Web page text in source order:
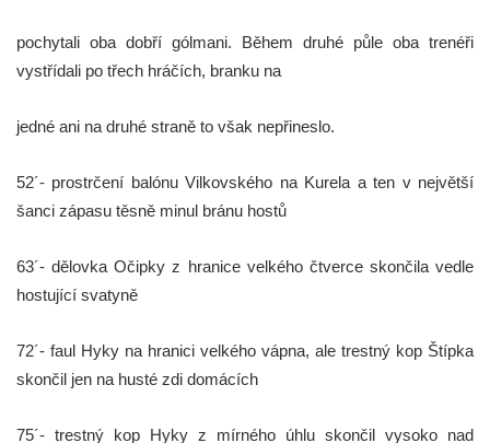
pochytali oba dobří gólmani. Během druhé půle oba trenéři
vystřídali po třech hráčích, branku na
jedné ani na druhé straně to však nepřineslo.
52´- prostrčení balónu Vilkovského na Kurela a ten v největší
šanci zápasu těsně minul bránu hostů
63´- dělovka Očipky z hranice velkého čtverce skončila vedle
hostující svatyně
72´- faul Hyky na hranici velkého vápna, ale trestný kop Štípka
skončil jen na husté zdi domácích
75´- trestný kop Hyky z mírného úhlu skončil vysoko nad